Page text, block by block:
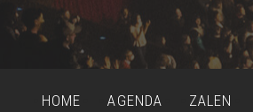
HOME AGENDA ZALEN